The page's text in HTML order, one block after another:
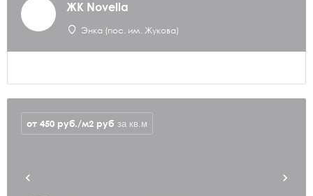
ЖК Novella
Энка (пос. им. Жукова)
от 450 руб./м2 руб за кв.м